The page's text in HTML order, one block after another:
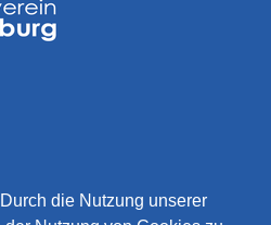
die Nutzung unserer